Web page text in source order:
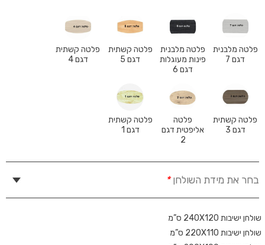
פלטה מלבנית
דגם 7
פלטה מלבנית
פינות מעוגלות
דגם 6
פלטה קשתית
דגם 5
פלטה קשתית
דגם 4
פלטה קשתית
דגם 3
פלטה
אליפטית דגם
2
פלטה קשתית
דגם 1
בחר את מידת השולחן*
שולחן ישיבות 240X120 ס”מ
שולחן ישיבות 220X110 ס”מ